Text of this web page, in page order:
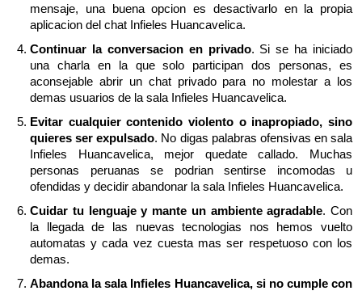
mensaje, una buena opcion es desactivarlo en la propia
aplicacion del chat Infieles Huancavelica.
Continuar la conversacion en privado. Si se ha iniciado
una charla en la que solo participan dos personas, es
aconsejable abrir un chat privado para no molestar a los
demas usuarios de la sala Infieles Huancavelica.
Evitar cualquier contenido violento o inapropiado, sino
quieres ser expulsado. No digas palabras ofensivas en sala
Infieles Huancavelica, mejor quedate callado. Muchas
personas peruanas se podrian sentirse incomodas u
ofendidas y decidir abandonar la sala Infieles Huancavelica.
Cuidar tu lenguaje y mante un ambiente agradable. Con
la llegada de las nuevas tecnologias nos hemos vuelto
automatas y cada vez cuesta mas ser respetuoso con los
demas.
Abandona la sala Infieles Huancavelica, si no cumple con